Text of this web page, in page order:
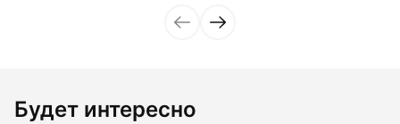
Будет интересно